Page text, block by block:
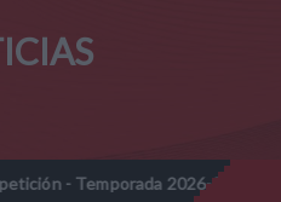
2026-2027 // Nota